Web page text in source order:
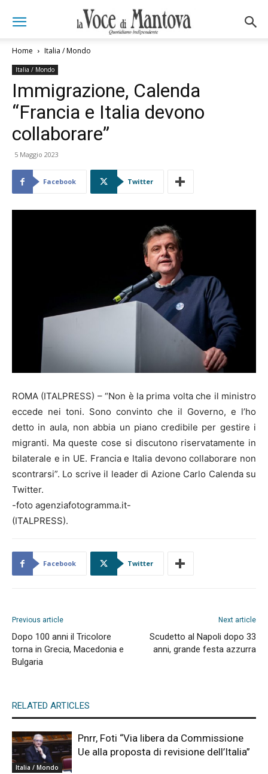
Home Italia / Mondo
Italia / Mondo
Immigrazione, Calenda
“Francia e Italia devono
collaborare”
5 Maggio 2023
Facebook Twitter
ROMA (ITALPRESS) – “Non è la prima volta che il ministro
eccede nei toni. Sono convinto che il Governo, e l’ho
detto in aula, non abbia un piano credibile per gestire i
migranti. Ma queste cose si discutono riservatamente in
bilaterale e in UE. Francia e Italia devono collaborare non
scontrarsi”. Lo scrive il leader di Azione Carlo Calenda su
Twitter.
-foto agenziafotogramma.it-
(ITALPRESS).
Facebook Twitter
Previous article
Dopo 100 anni il Tricolore
torna in Grecia, Macedonia e
Bulgaria
Next article
Scudetto al Napoli dopo 33
anni, grande festa azzurra
RELATED ARTICLES
Italia / Mondo
Pnrr, Foti “Via libera da Commissione
Ue alla proposta di revisione dell’Italia”